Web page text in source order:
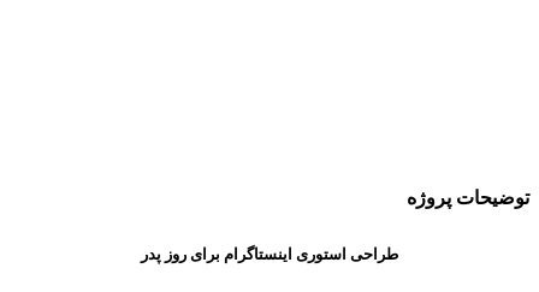
توضیحات پروژه
طراحی استوری اینستاگرام برای روز پدر